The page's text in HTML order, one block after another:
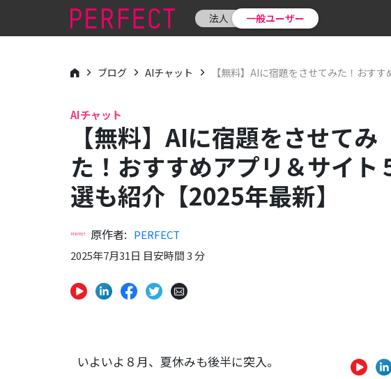
法人 一般ユーザー
ブログ AIチャット 【無料】AIに宿題をさせてみた！おす
AIチャット
【無料】AIに宿題をさせてみ
た！おすすめアプリ＆サイト
選も紹介【2025年最新】
原作者: PERFECT
2025年7月31日 目安時間 3 分
いよいよ８月、夏休みも後半に突入。